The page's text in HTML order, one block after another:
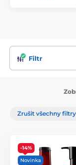
Filtr
Zrušit všechny filtry
-14%
Novinka